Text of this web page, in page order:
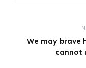
We may brave
cannot